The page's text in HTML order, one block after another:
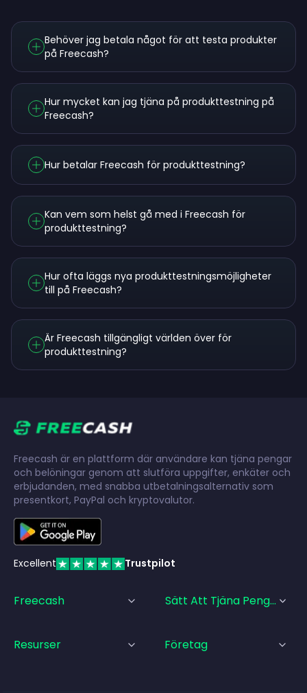
Behöver jag betala något för att testa produkter
på Freecash?
Hur mycket kan jag tjäna på produkttestning på
Freecash?
Hur betalar Freecash för produkttestning?
Kan vem som helst gå med i Freecash för
produkttestning?
Hur ofta läggs nya produkttestningsmöjligheter
till på Freecash?
Är Freecash tillgängligt världen över för
produkttestning?
Freecash är en plattform där användare kan tjäna pengar
och belöningar genom att slutföra uppgifter, enkäter och
erbjudanden, med snabba utbetalningsalternativ som
presentkort, PayPal och kryptovalutor.
Excellent Trustpilot
Freecash Sätt Att Tjäna Pengar
Resurser Företag